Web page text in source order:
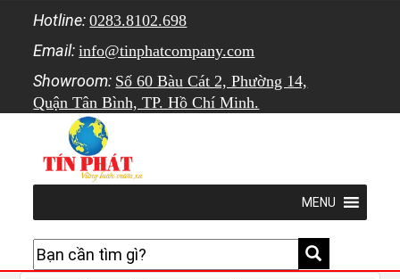
Hotline: 0283.8102.698
Email: info@tinphatcompany.com
Showroom: Số 60 Bàu Cát 2, Phường 14,
Quận Tân Bình, TP. Hồ Chí Minh.
MENU